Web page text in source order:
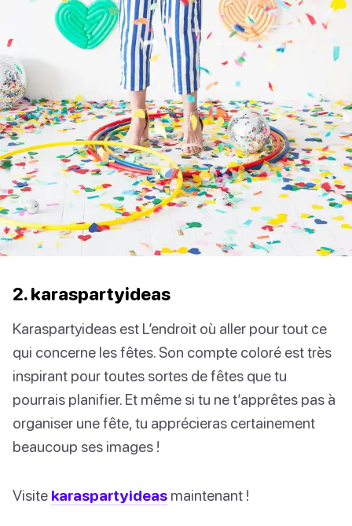
2. karaspartyideas
Karaspartyideas est L’endroit où aller pour tout ce
qui concerne les fêtes. Son compte coloré est très
inspirant pour toutes sortes de fêtes que tu
pourrais planifier. Et même si tu ne t’apprêtes pas à
organiser une fête, tu apprécieras certainement
beaucoup ses images !
Visite karaspartyideas maintenant !